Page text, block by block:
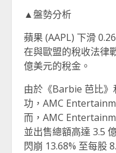
▲盤勢分析
蘋果 (AAPL) 下滑
在與歐盟的稅收法律
億美元的稅金。
由於《Barbie 芭比
功，AMC
而，AMC
並出售總額高達 3.5
閃崩 13.68% 至每股